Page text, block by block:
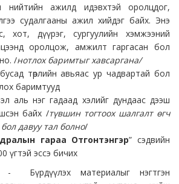
нийтийн ажилд идэвхтэй оролцдог,
судалгааны ажил хийдэг байх. Энэ
хот, дүүрэг, сургуулийн хэмжээний
оролцож, амжилт гаргасан бол
/нотлох баримтыг хавсаргана/
төрлийн авьяас ур чадвартай бол
баримтууд
аль нэг гадаад хэлийг дундаас дээш
байх /түвшин тогтоох шалгалт өгч
давуу тал болно/
гараа Отгонтэнгэр” сэдвийн
үгтэй эссэ бичих
- Бүрдүүлэх материалыг нэгтгэн